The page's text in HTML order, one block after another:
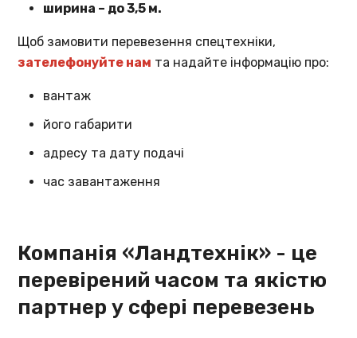
ширина – до 3,5 м.
Щоб замовити перевезення спецтехніки,
зателефонуйте нам та надайте інформацію про:
вантаж
його габарити
адресу та дату подачі
час завантаження
Компанія «Ландтехнік» - це
перевірений часом та якістю
партнер у сфері перевезень